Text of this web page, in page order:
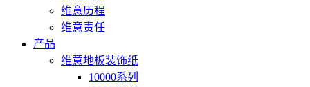
维意历程
维意责任
产品
维意地板装饰纸
10000系列